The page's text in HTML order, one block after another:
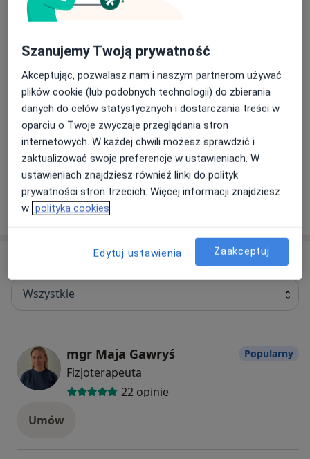
Umów
Konsultacja urologiczna
340 zł
Szczegółykonsultacja urologiczna
Umów
Popularna
+ 15 usług
W jaki sposób ustalane są ceny?
Wszystkie
mgr Maja Gawryś
Fizjoterapeuta
22 opinie
Popularny
Umów
Szanujemy Twoją prywatność
Akceptując, pozwalasz nam i naszym partnerom używać
plików cookie (lub podobnych technologii) do zbierania
danych do celów statystycznych i dostarczania treści w
oparciu o Twoje zwyczaje przeglądania stron
internetowych. W każdej chwili możesz sprawdzić i
zaktualizować swoje preferencje w ustawieniach. W
ustawieniach znajdziesz również linki do polityk
prywatności stron trzecich. Więcej informacji znajdziesz
w polityka cookies
Edytuj ustawienia Zaakceptuj